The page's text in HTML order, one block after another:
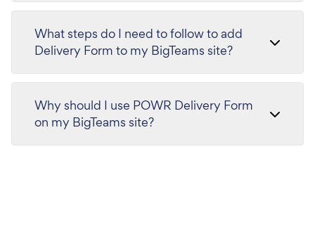
What steps do I need to follow to add
Delivery Form to my BigTeams site?
Why should I use POWR Delivery Form
on my BigTeams site?